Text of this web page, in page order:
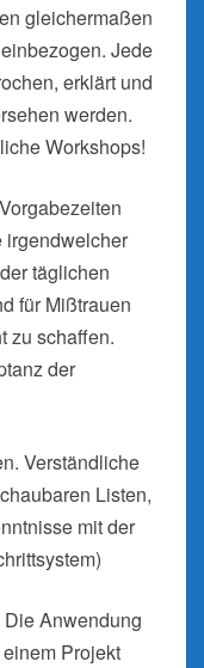
gleichermaßen
Jede
erklärt und
werden.
Workshops!
irgendwelcher
täglichen
für Mißtrauen
zu schaffen.
der
Verständliche
Listen,
mit der
Die Anwendung
Projekt